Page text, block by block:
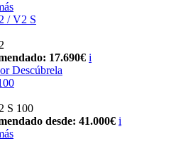
/ V2 S
17.690€ i
Descúbrela
S 100
desde: 41.000€ i